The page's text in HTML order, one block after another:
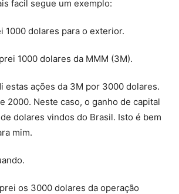
facil segue um exemplo:
1000 dolares para o exterior.
1000 dolares da MMM (3M).
estas ações da 3M por 3000 dolares.
2000. Neste caso, o ganho de capital
de dolares vindos do Brasil. Isto é bem
mim.
os 3000 dolares da operação